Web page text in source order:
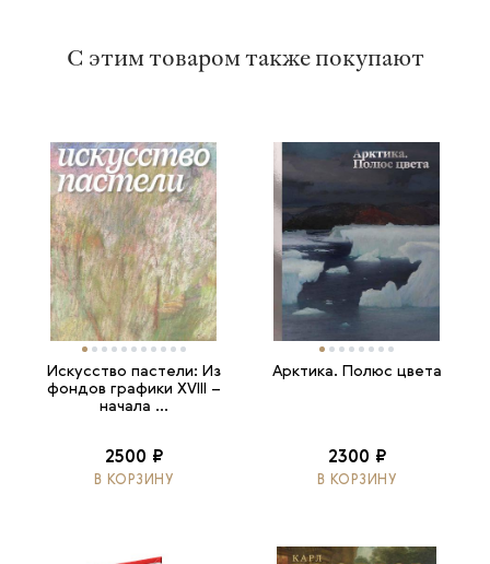
С этим товаром также покупают
Искусство пастели: Из
фондов графики XVIII –
начала ...
2500 ₽
В КОРЗИНУ
Арктика. Полюс цвета
2300 ₽
В КОРЗИНУ